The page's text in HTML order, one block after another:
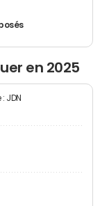
en 2025
JDN